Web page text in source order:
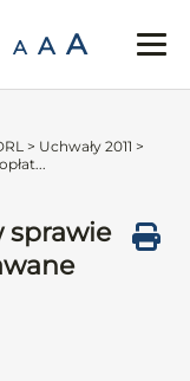
A A A
> Uchwały 2011 >
sprawie